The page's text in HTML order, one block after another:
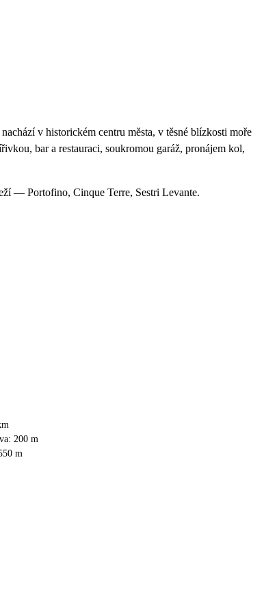
v historickém centru města, v těsné blízkosti moře
bar a restauraci, soukromou garáž, pronájem kol,
— Portofino, Cinque Terre, Sestri Levante.
200 m
m